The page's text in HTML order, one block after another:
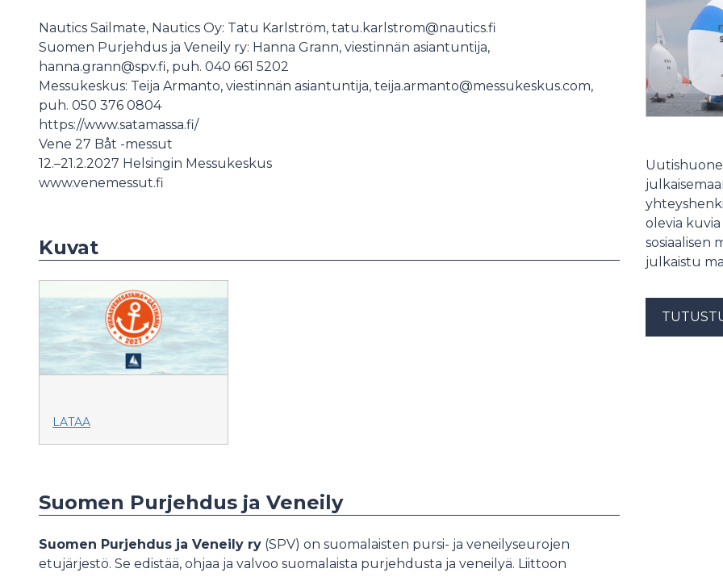
Nautics Sailmate, Nautics Oy: Tatu Karlström, tatu.karlstrom@nautics.fi
Suomen Purjehdus ja Veneily ry: Hanna Grann, viestinnän asiantuntija,
hanna.grann@spv.fi, puh. 040 661 5202
Messukeskus: Teija Armanto, viestinnän asiantuntija, teija.armanto@messukeskus.com,
puh. 050 376 0804
https://www.satamassa.fi/
Vene 27 Båt -messut
12.–21.2.2027 Helsingin Messukeskus
www.venemessut.fi
Kuvat
LATAA
Suomen Purjehdus ja Veneily
Suomen Purjehdus ja Veneily ry (SPV) on suomalaisten pursi- ja veneilyseurojen
etujärjestö. Se edistää, ohjaa ja valvoo suomalaista purjehdusta ja veneilyä. Liittoon
olevia
sosiaalisen
julkaistu